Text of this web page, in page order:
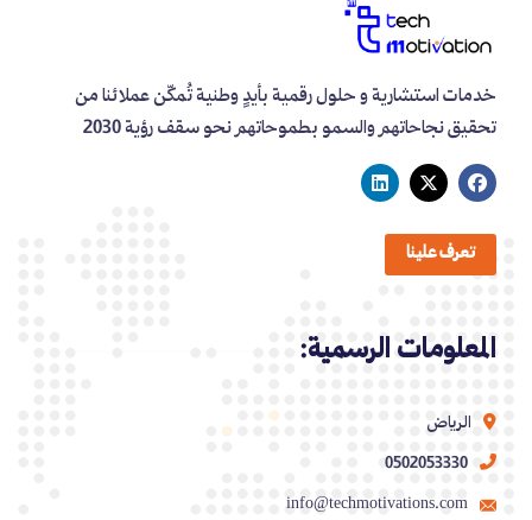
خدمات استشارية و حلول رقمية بأيدٍ وطنية تُمكّن عملائنا من
تحقيق نجاحاتهم والسمو بطموحاتهم نحو سقف رؤية 2030
تعرف علينا
المعلومات الرسمية:
الرياض
0502053330
info@techmotivations.com